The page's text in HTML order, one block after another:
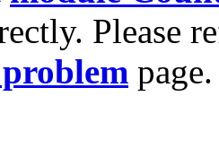
Please
page.